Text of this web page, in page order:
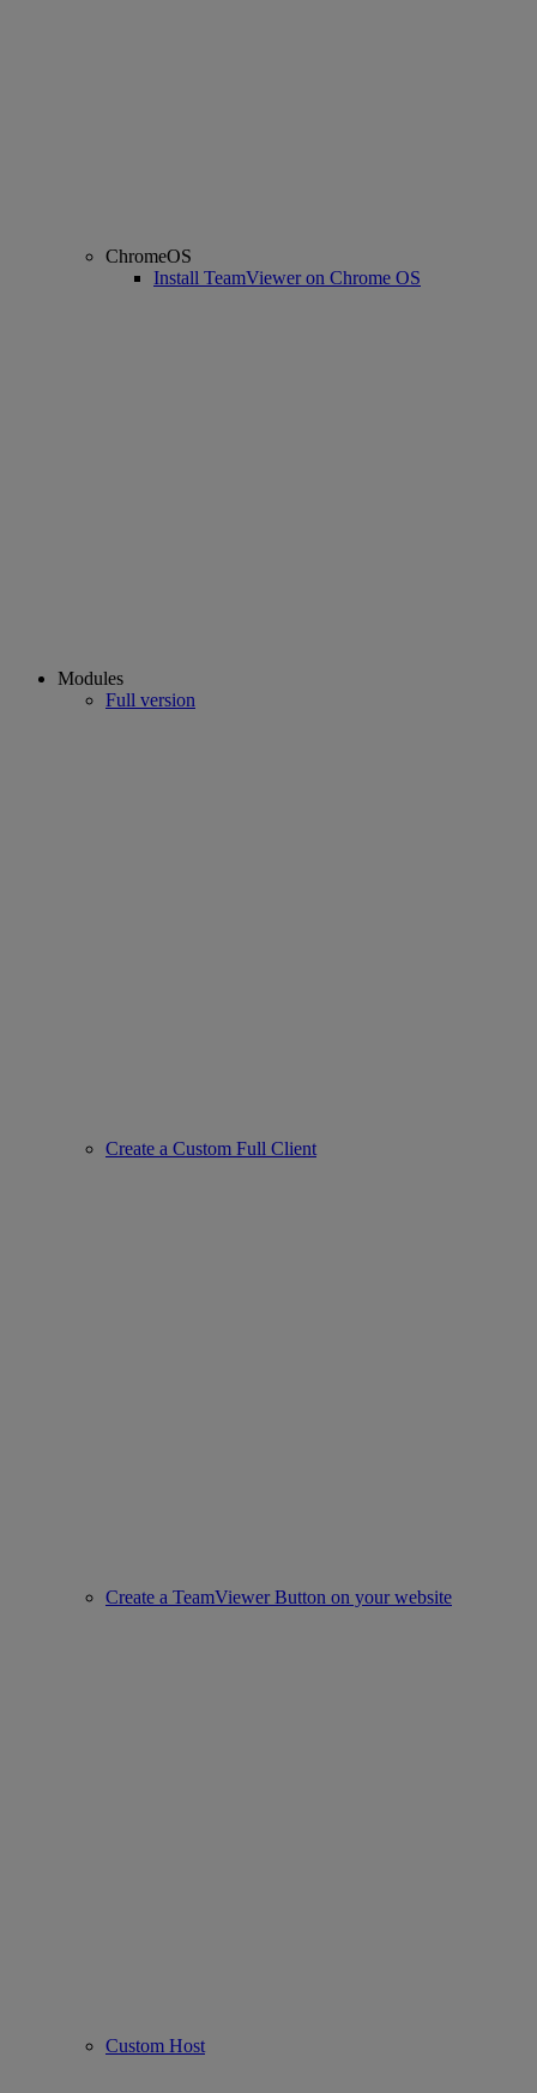
ChromeOS
Install TeamViewer on Chrome OS
Modules
Full version
Create a Custom Full Client
Create a TeamViewer Button on your website
Custom Host